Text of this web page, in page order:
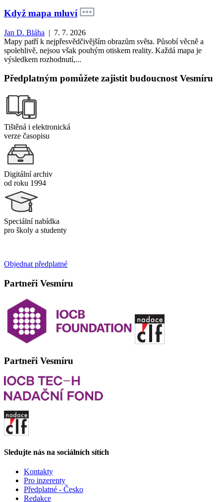
Když mapa mluví
Jan D. Bláha | 7. 7. 2026
Mapy patří k nejpřesvědčivějším obrazům světa. Působí věcně a
spolehlivě, nejsou však pouhým otiskem reality. Každá mapa je
výsledkem rozhodnutí,...
Předplatným pomůžete zajistit budoucnost Vesmíru
Tištěná i elektronická
verze časopisu
Digitální archiv
od roku 1994
Speciální nabídka
pro školy a studenty
Objednat předplatné
Partneři Vesmíru
Partneři Vesmíru
Sledujte nás na sociálních sítích
Kontakty
Pro inzerenty
Předplatné - Česko
Redakce